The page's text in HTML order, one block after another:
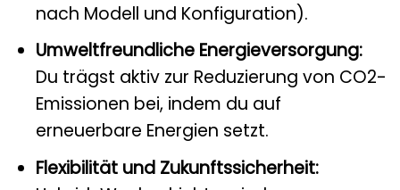
nach Modell und Konfiguration).
Umweltfreundliche Energieversorgung:
Du trägst aktiv zur Reduzierung von CO2-
Emissionen bei, indem du auf
erneuerbare Energien setzt.
Flexibilität und Zukunftssicherheit: